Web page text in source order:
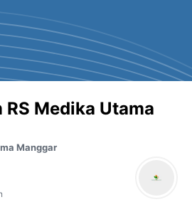
Medika Utama
Manggar